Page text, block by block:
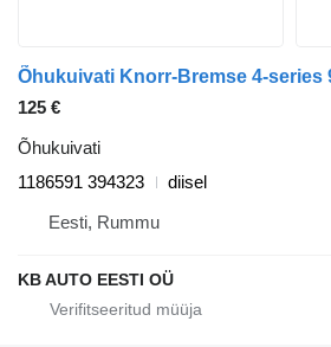
125 €
Õhukuivati
1186591 394323
diisel
Eesti, Rummu
KB AUTO EESTI OÜ